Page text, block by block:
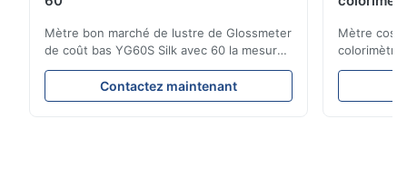
Mètre bon marché de lustre de Glossmeter
de coût bas YG60S Silk avec 60 la mesure
brillante de GU du degré 200 Le mètre
économique de lustre de YG60S 60° peut
examiner le matériel avec le lustre (0-
Contactez maintenant
Mètre
colorimètre
marché de
de produit